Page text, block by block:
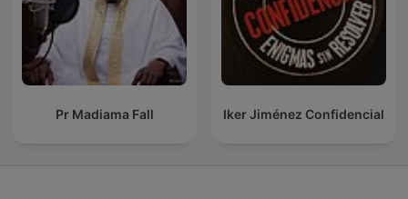
Pr Madiama Fall Iker Jiménez Confidencial